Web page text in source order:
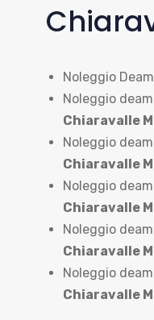
Noleggio
Noleggio
Chiaravalle
Noleggio
Chiaravalle
Noleggio
Chiaravalle
Noleggio
Chiaravalle
Noleggio
Chiaravalle